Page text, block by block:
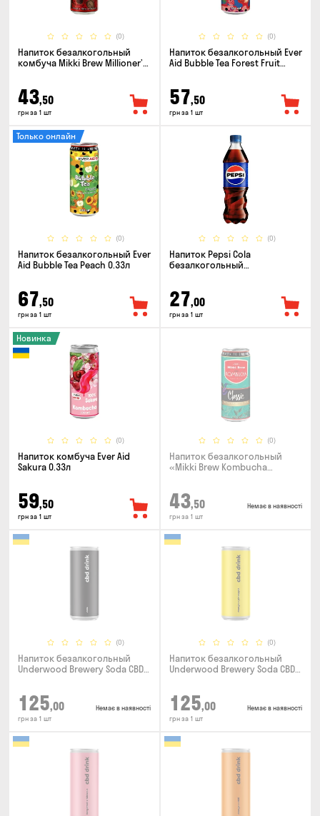
(0)
Напиток безалкогольный
комбуча Mikki Brew Millioner’s
43,50
грн за 1 шт
(0)
Напиток безалкогольный Ever
Aid Bubble Tea Forest Fruit
57,50
грн за 1 шт
(0)
Только онлайн
Напиток безалкогольный Ever
Aid Bubble Tea Peach 0.33л
67,50
грн за 1 шт
(0)
Напиток Pepsi Cola
безалкогольный
27,00
грн за 1 шт
(0)
Новинка
Напиток комбуча Ever Aid
Sakura 0.33л
59,50
грн за 1 шт
(0)
Напиток безалкогольный
«Mikki Brew Kombucha
43,50
грн за 1 шт
Немає в наявності
(0)
Напиток безалкогольный
Underwood Brewery Soda CBD
125,00
грн за 1 шт
Немає в наявності
(0)
Напиток безалкогольный
Underwood Brewery Soda CBD
125,00
грн за 1 шт
Немає в наявності